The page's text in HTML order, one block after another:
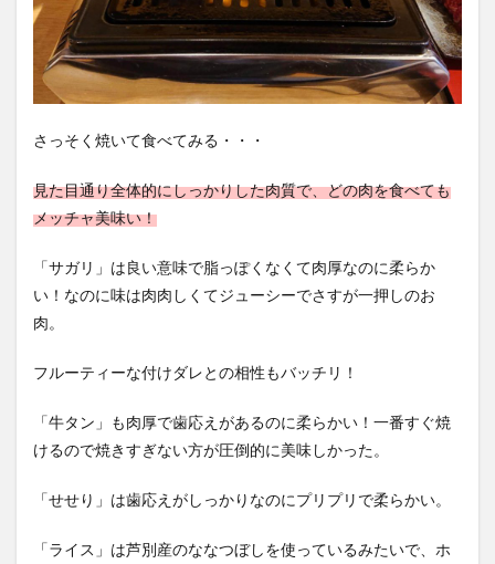
さっそく焼いて食べてみる・・・
見た目通り全体的にしっかりした肉質で、どの肉を食べても
メッチャ美味い！
「サガリ」は良い意味で脂っぽくなくて肉厚なのに柔らか
い！なのに味は肉肉しくてジューシーでさすが一押しのお
肉。
フルーティーな付けダレとの相性もバッチリ！
「牛タン」も肉厚で歯応えがあるのに柔らかい！一番すぐ焼
けるので焼きすぎない方が圧倒的に美味しかった。
「せせり」は歯応えがしっかりなのにプリプリで柔らかい。
「ライス」は芦別産のななつぼしを使っているみたいで、ホ